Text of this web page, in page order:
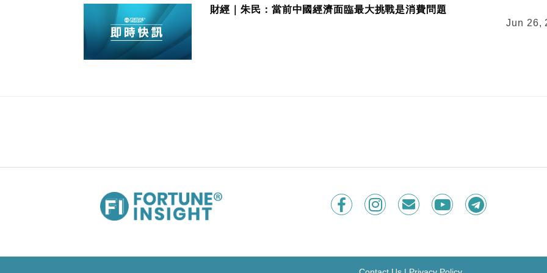
財經｜朱民：當前中國經濟面臨最大挑戰是消費問題
Jun 26,
26/06/2025 15:03